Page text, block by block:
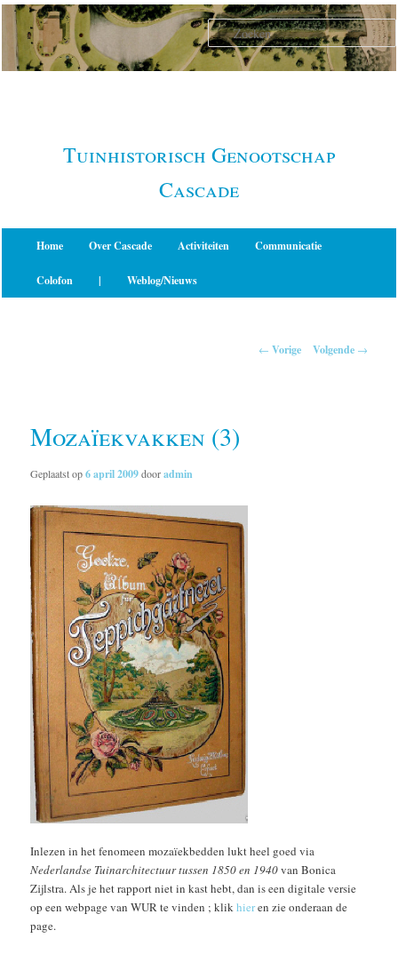
Spring
naar
primaire
Tuinhistorisch Genootschap
Cascade
Home Over Cascade Activiteiten Communicatie
Colofon | Weblog/Nieuws
← Vorige Volgende →
Mozaïekvakken (3)
Geplaatst op6 april 2009dooradmin
Inlezen in het fenomeen mozaïekbedden lukt heel goed via
Nederlandse Tuinarchitectuur tussen 1850 en 1940van Bonica
Zijlstra. Als je het rapport niet in kast hebt, dan is een digitale versie
op een webpage van WUR te vinden ; klikhieren zie onderaan de
page.